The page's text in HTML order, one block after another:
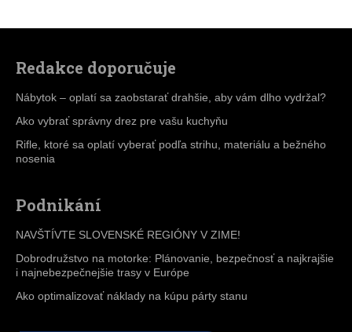
Redakce doporučuje
Nábytok – oplatí sa zaobstarať drahšie, aby vám dlho vydržal?
Ako vybrať správny drez pre vašu kuchyňu
Rifle, ktoré sa oplatí vyberať podľa strihu, materiálu a bežného
nosenia
Podnikání
NAVŠTÍVTE SLOVENSKÉ REGIÓNY V ZIME!
Dobrodružstvo na motorke: Plánovanie, bezpečnosť a najkrajšie
i najnebezpečnejšie trasy v Európe
Ako optimalizovať náklady na kúpu párty stanu